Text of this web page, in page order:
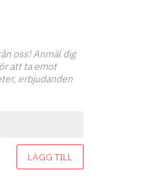
oss! Anmäl dig
att ta emot
erbjudanden
LÄGG TILL